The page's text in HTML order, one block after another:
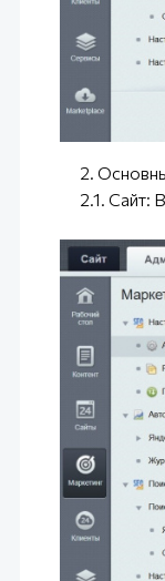
2.
2.1. Сайт: